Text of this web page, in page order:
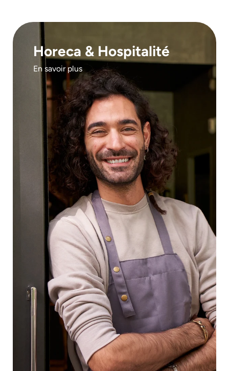
Horeca & Hospitalité
En savoir plus